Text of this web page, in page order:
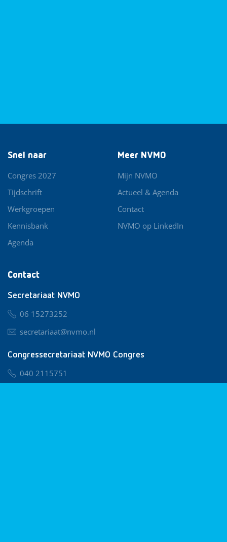
Contact
Secretariaat NVMO
06 15273252
secretariaat@nvmo.nl
Congressecretariaat NVMO Congres
040 2115751
Snel naar
Congres 2027
Tijdschrift
Werkgroepen
Kennisbank
Agenda
Meer NVMO
Mijn NVMO
Actueel & Agenda
Contact
NVMO op LinkedIn